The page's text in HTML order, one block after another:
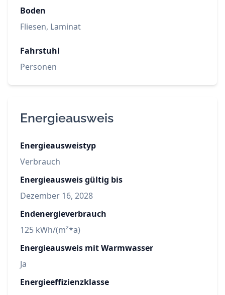
Boden
Fliesen, Laminat
Fahrstuhl
Personen
Energieausweis
Energieausweistyp
Verbrauch
Energieausweis gültig bis
Dezember 16, 2028
Endenergieverbrauch
125 kWh/(m²*a)
Energieausweis mit Warmwasser
Ja
Energieeffizienzklasse